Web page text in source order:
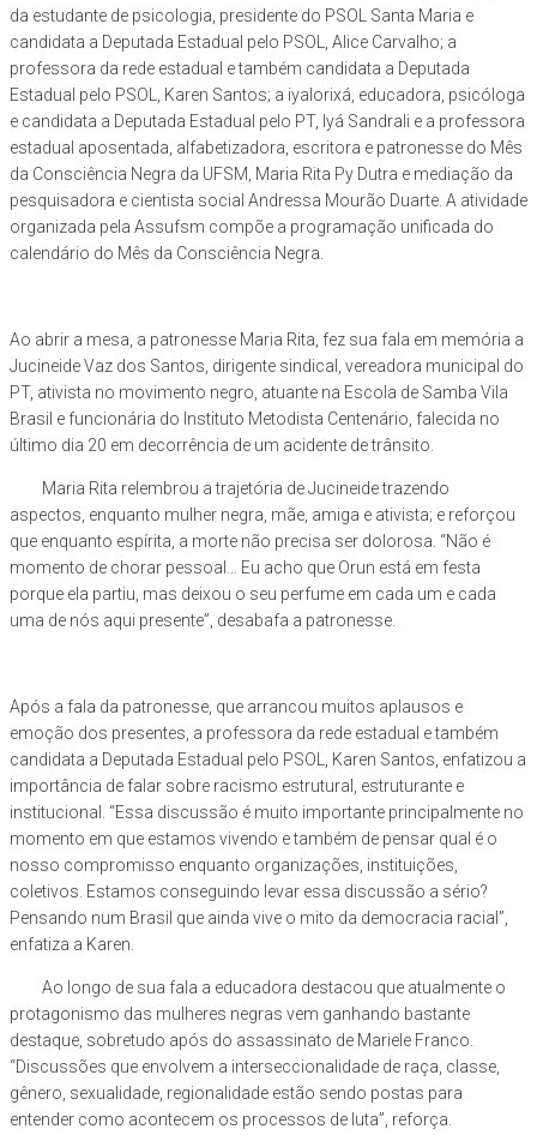
da estudante de psicologia, presidente do PSOL Santa Maria e
candidata a Deputada Estadual pelo PSOL, Alice Carvalho; a
professora da rede estadual e também candidata a Deputada
Estadual pelo PSOL, Karen Santos; a iyalorixá, educadora, psicóloga
e candidata a Deputada Estadual pelo PT, Iyá Sandrali e a professora
estadual aposentada, alfabetizadora, escritora e patronesse do Mês
da Consciência Negra da UFSM, Maria Rita Py Dutra e mediação da
pesquisadora e cientista social Andressa Mourão Duarte. A atividade
organizada pela Assufsm compõe a programação unificada do
calendário do Mês da Consciência Negra.
Ao abrir a mesa, a patronesse Maria Rita, fez sua fala em memória a
Jucineide Vaz dos Santos, dirigente sindical, vereadora municipal do
PT, ativista no movimento negro, atuante na Escola de Samba Vila
Brasil e funcionária do Instituto Metodista Centenário, falecida no
último dia 20 em decorrência de um acidente de trânsito.
Maria Rita relembrou a trajetória de Jucineide trazendo
aspectos, enquanto mulher negra, mãe, amiga e ativista; e reforçou
que enquanto espírita, a morte não precisa ser dolorosa. “Não é
momento de chorar pessoal… Eu acho que Orun está em festa
porque ela partiu, mas deixou o seu perfume em cada um e cada
uma de nós aqui presente”, desabafa a patronesse.
Após a fala da patronesse, que arrancou muitos aplausos e
emoção dos presentes, a professora da rede estadual e também
candidata a Deputada Estadual pelo PSOL, Karen Santos, enfatizou a
importância de falar sobre racismo estrutural, estruturante e
institucional. “Essa discussão é muito importante principalmente no
momento em que estamos vivendo e também de pensar qual é o
nosso compromisso enquanto organizações, instituições,
coletivos. Estamos conseguindo levar essa discussão a sério?
Pensando num Brasil que ainda vive o mito da democracia racial”,
enfatiza a Karen.
Ao longo de sua fala a educadora destacou que atualmente o
protagonismo das mulheres negras vem ganhando bastante
destaque, sobretudo após do assassinato de Mariele Franco.
“Discussões que envolvem a interseccionalidade de raça, classe,
gênero, sexualidade, regionalidade estão sendo postas para
entender como acontecem os processos de luta”, reforça.